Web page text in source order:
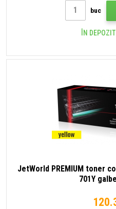
buc
ÎN
JetWorld PREMIUM toner
701Y